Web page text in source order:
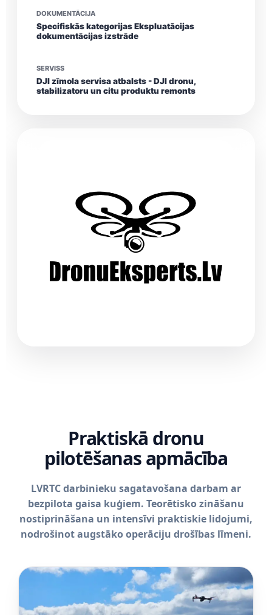
DOKUMENTĀCIJA
Specifiskās kategorijas Ekspluatācijas
dokumentācijas izstrāde
SERVISS
DJI zīmola servisa atbalsts - DJI dronu,
stabilizatoru un citu produktu remonts
Praktiskā dronu
pilotēšanas apmācība
LVRTC darbinieku sagatavošana darbam ar
bezpilota gaisa kuģiem. Teorētisko zināšanu
nostiprināšana un intensīvi praktiskie lidojumi,
nodrošinot augstāko operāciju drošības līmeni.